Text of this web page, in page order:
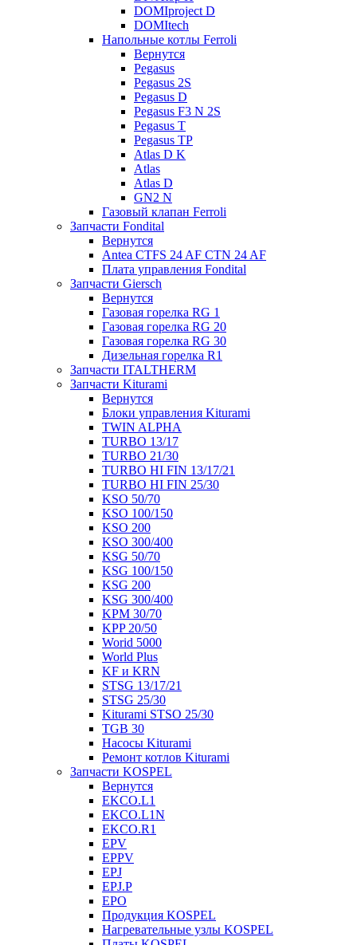
DOMIproject D
DOMItech
Напольные котлы Ferroli
Вернутся
Pegasus
Pegasus 2S
Pegasus D
Pegasus F3 N 2S
Pegasus T
Pegasus TP
Atlas D K
Atlas
Atlas D
GN2 N
Газовый клапан Ferroli
Запчасти Fondital
Вернутся
Antea CTFS 24 AF CTN 24 AF
Плата управления Fondital
Запчасти Giersch
Вернутся
Газовая горелка RG 1
Газовая горелка RG 20
Газовая горелка RG 30
Дизельная горелка R1
Запчасти ITALTHERM
Запчасти Kiturami
Вернутся
Блоки управления Kiturami
TWIN ALPHA
TURBO 13/17
TURBO 21/30
TURBO HI FIN 13/17/21
TURBO HI FIN 25/30
KSO 50/70
KSO 100/150
KSO 200
KSO 300/400
KSG 50/70
KSG 100/150
KSG 200
KSG 300/400
KPM 30/70
KPP 20/50
Worid 5000
World Plus
KF и KRN
STSG 13/17/21
STSG 25/30
Kiturami STSO 25/30
TGB 30
Насосы Kiturami
Ремонт котлов Kiturami
Запчасти KOSPEL
Вернутся
EKCO.L1
EKCO.L1N
EKCO.R1
EPV
EPPV
EPJ
EPJ.P
EPO
Продукция KOSPEL
Нагревательные узлы KOSPEL